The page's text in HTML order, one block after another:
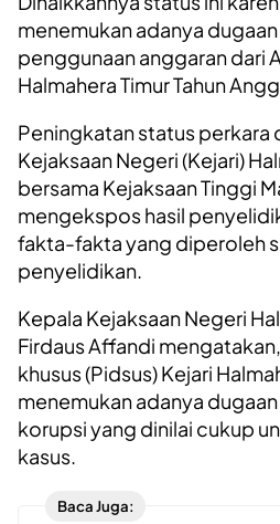
menemukan adanya
penggunaan anggaran dari
Halmahera Timur Tahun
Peningkatan status perkara
Kejaksaan Negeri (Kejari)
bersama Kejaksaan Tinggi
mengekspos hasil
fakta-fakta yang diperoleh
penyelidikan.
Kepala Kejaksaan Negeri
Firdaus Affandi
khusus (Pidsus) Kejari
menemukan adanya
korupsi yang dinilai cukup
kasus.
Baca Juga: